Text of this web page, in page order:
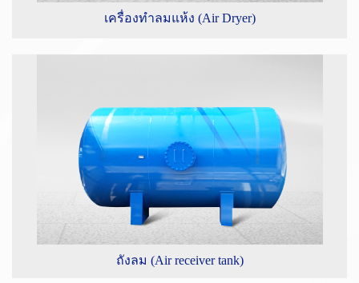
เครื่องทำลมแห้ง (Air Dryer)
ถังลม (Air receiver tank)